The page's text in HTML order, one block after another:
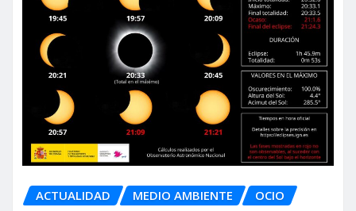
ACTUALIDAD MEDIO AMBIENTE OCIO